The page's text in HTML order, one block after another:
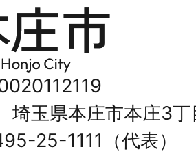
玉県本庄市本庄3丁
25-1111（代表）